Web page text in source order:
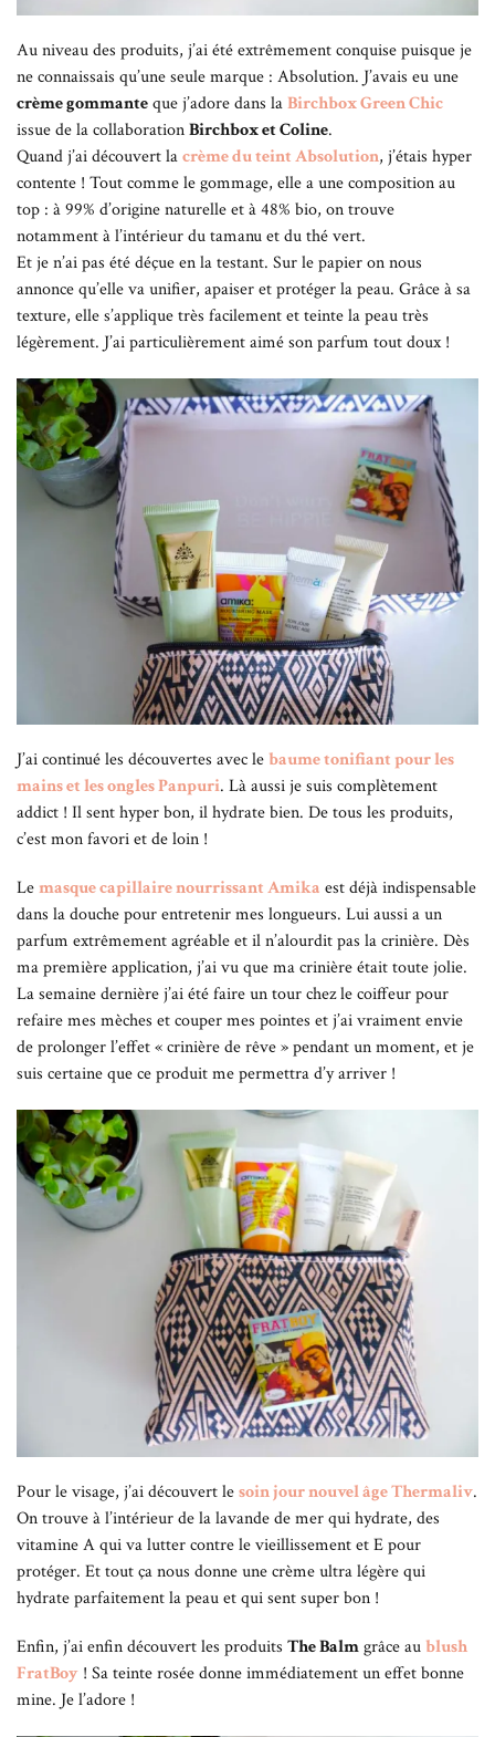
Au niveau des produits, j’ai été extrêmement conquise puisque je
ne connaissais qu’une seule marque : Absolution. J’avais eu une
crème gommanteque j’adore dans laBirchbox Green Chic
issue de la collaborationBirchbox et Coline.
Quand j’ai découvert lacrème du teint Absolution, j’étais hyper
contente ! Tout comme le gommage, elle a une composition au
top : à 99% d’origine naturelle et à 48% bio, on trouve
notamment à l’intérieur du tamanu et du thé vert.
Et je n’ai pas été déçue en la testant. Sur le papier on nous
annonce qu’elle va unifier, apaiser et protéger la peau. Grâce à sa
texture, elle s’applique très facilement et teinte la peau très
légèrement. J’ai particulièrement aimé son parfum tout doux !
J’ai continué les découvertes avec lebaume tonifiant pour les
mains et les ongles Panpuri. Là aussi je suis complètement
addict ! Il sent hyper bon, il hydrate bien. De tous les produits,
c’est mon favori et de loin !
Lemasque capillaire nourrissant Amika est déjà indispensable
dans la douche pour entretenir mes longueurs. Lui aussi a un
parfum extrêmement agréable et il n’alourdit pas la crinière. Dès
ma première application, j’ai vu que ma crinière était toute jolie.
La semaine dernière j’ai été faire un tour chez le coiffeur pour
refaire mes mèches et couper mes pointes et j’ai vraiment envie
de prolonger l’effet « crinière de rêve » pendant un moment, et je
suis certaine que ce produit me permettra d’y arriver !
Pour le visage, j’ai découvert lesoin jour nouvel âge Thermaliv.
On trouve à l’intérieur de la lavande de mer qui hydrate, des
vitamine A qui va lutter contre le vieillissement et E pour
protéger. Et tout ça nous donne une crème ultra légère qui
hydrate parfaitement la peau et qui sent super bon !
Enfin, j’ai enfin découvert les produits The Balmgrâce aublush
FratBoy ! Sa teinte rosée donne immédiatement un effet bonne
mine. Je l’adore !